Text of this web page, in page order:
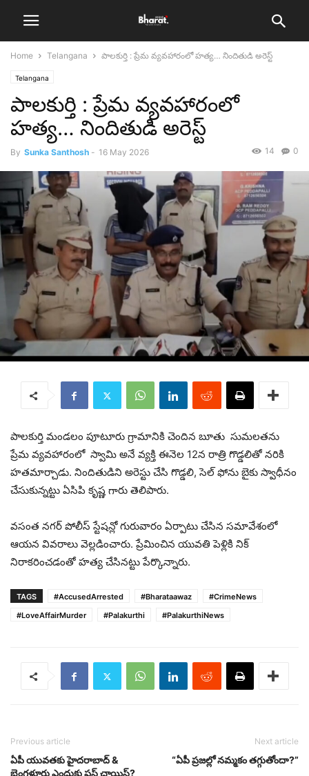
Home Telangana పాలకుర్తి : ప్రేమ వ్యవహారంలో హత్య… నిందితుడి అరెస్ట్
Telangana
పాలకుర్తి : ప్రేమ వ్యవహారంలో
హత్య… నిందితుడి అరెస్ట్
By Sunka Santhosh - 16 May 2026 0
14
పాలకుర్తి మండలం పూటూరు గ్రామానికి చెందిన బూతు సుమలతను
ప్రేమ వ్యవహారంలో స్వామి అనే వ్యక్తి ఈనెల 12న రాత్రి గొడ్డలితో నరికి
హతమార్చాడు. నిందితుడిని అరెస్టు చేసి గొడ్డలి, సెల్ ఫోను బైకు స్వాధీనం
చేసుకున్నట్టు ఏసిపి కృష్ణ గారు తెలిపారు.
వసంత నగర్ పోలీస్ స్టేషన్లో గురువారం ఏర్పాటు చేసిన సమావేశంలో
ఆయన వివరాలు వెల్లడించారు. ప్రేమించిన యువతి పెళ్లికి నిక్
నిరాకరించడంతో హత్య చేసినట్టు పేర్కొన్నారు.
TAGS #AccusedArrested #Bharataawaz
#CrimeNews
#LoveAffairMurder
#Palakurthi #PalakurthiNews
Previous article
ఏపీ యువతకు హైదరాబాద్ &
బెంగళూరు ఎందుకు ఫస్ట్ ఛాయిస్?
Next article
“ఏపీ ప్రజల్లో నమ్మకం తగ్గుతోందా?”